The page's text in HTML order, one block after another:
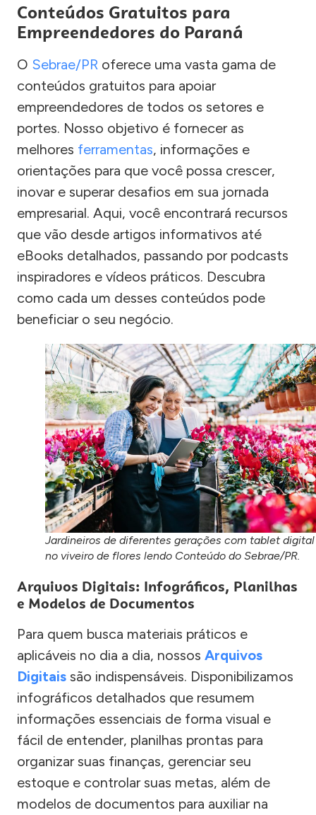
Conteúdos Gratuitos para
Empreendedores do Paraná
O Sebrae/PR oferece uma vasta gama de
conteúdos gratuitos para apoiar
empreendedores de todos os setores e
portes. Nosso objetivo é fornecer as
melhores ferramentas, informações e
orientações para que você possa crescer,
inovar e superar desafios em sua jornada
empresarial. Aqui, você encontrará recursos
que vão desde artigos informativos até
eBooks detalhados, passando por podcasts
inspiradores e vídeos práticos. Descubra
como cada um desses conteúdos pode
beneficiar o seu negócio.
Jardineiros de diferentes gerações com tablet digital
no viveiro de flores lendo Conteúdo do Sebrae/PR.
Arquivos Digitais: Infográficos, Planilhas
e Modelos de Documentos
Para quem busca materiais práticos e
aplicáveis no dia a dia, nossos Arquivos
Digitais são indispensáveis. Disponibilizamos
infográficos detalhados que resumem
informações essenciais de forma visual e
fácil de entender, planilhas prontas para
organizar suas finanças, gerenciar seu
estoque e controlar suas metas, além de
modelos de documentos para auxiliar na